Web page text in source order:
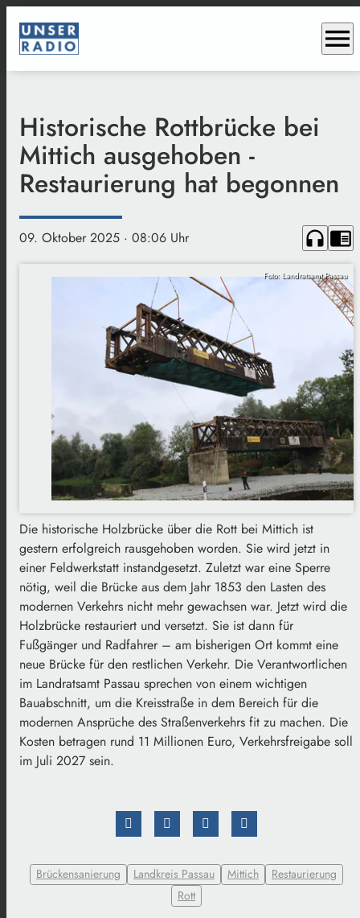
menu
Historische Rottbrücke bei
Mittich ausgehoben -
Restaurierung hat begonnen
09. Oktober 2025 · 08:06 Uhr headphones chrome_reader_mode
Foto: Landratsamt Passau
Die historische Holzbrücke über die Rott bei Mittich ist
gestern erfolgreich rausgehoben worden. Sie wird jetzt in
einer Feldwerkstatt instandgesetzt. Zuletzt war eine Sperre
nötig, weil die Brücke aus dem Jahr 1853 den Lasten des
modernen Verkehrs nicht mehr gewachsen war. Jetzt wird die
Holzbrücke restauriert und versetzt. Sie ist dann für
Fußgänger und Radfahrer – am bisherigen Ort kommt eine
neue Brücke für den restlichen Verkehr. Die Verantwortlichen
im Landratsamt Passau sprechen von einem wichtigen
Bauabschnitt, um die Kreisstraße in dem Bereich für die
modernen Ansprüche des Straßenverkehrs fit zu machen. Die
Kosten betragen rund 11 Millionen Euro, Verkehrsfreigabe soll
im Juli 2027 sein.
Brückensanierung Landkreis Passau Mittich
Restaurierung
Rott